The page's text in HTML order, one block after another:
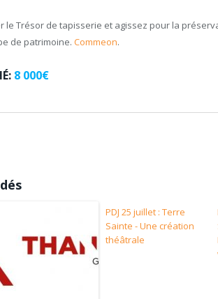
le Trésor de tapisserie et agissez pour la
de patrimoine. Commeon.
8 000€
PDJ 25 juillet : Terre
Sainte - Une création
théâtrale